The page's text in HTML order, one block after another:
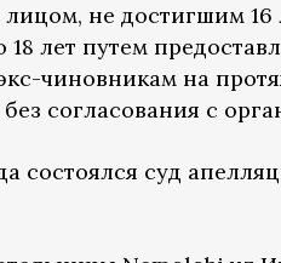
не достигшим 16
18 лет путем
чиновникам на
согласования с
состоялся суд